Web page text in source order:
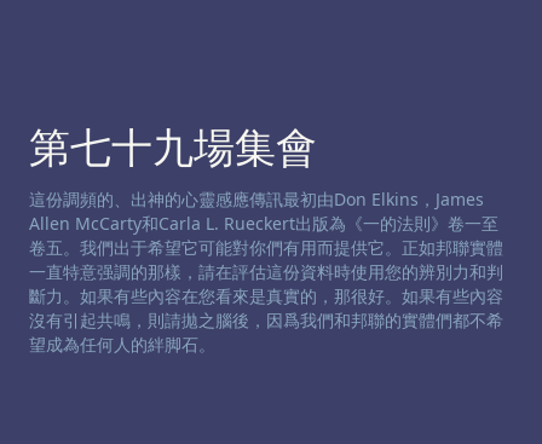
第七十九場集會
渠道免责声明:
這份調頻的、出神的心靈感應傳訊最初由Don Elkins，James
Allen McCarty和Carla L. Rueckert出版為《一的法則》卷一至
卷五。我們出于希望它可能對你們有用而提供它。正如邦聯實體
一直特意强調的那樣，請在評估這份資料時使用您的辨別力和判
斷力。如果有些內容在您看來是真實的，那很好。如果有些內容
沒有引起共鳴，則請拋之腦後，因爲我們和邦聯的實體們都不希
望成為任何人的絆脚石。